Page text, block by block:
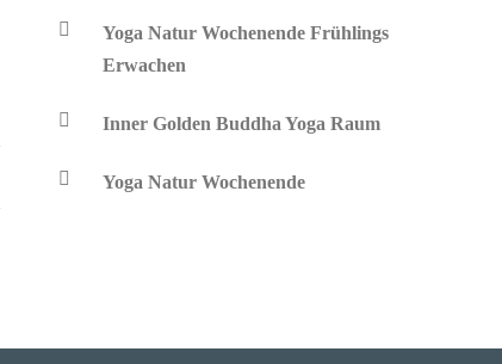
Yoga Natur Wochenende Frühlings
Erwachen
Inner Golden Buddha Yoga Raum
Yoga Natur Wochenende